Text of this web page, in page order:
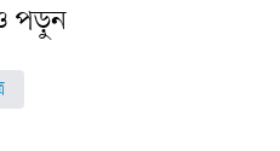
পড়ুন